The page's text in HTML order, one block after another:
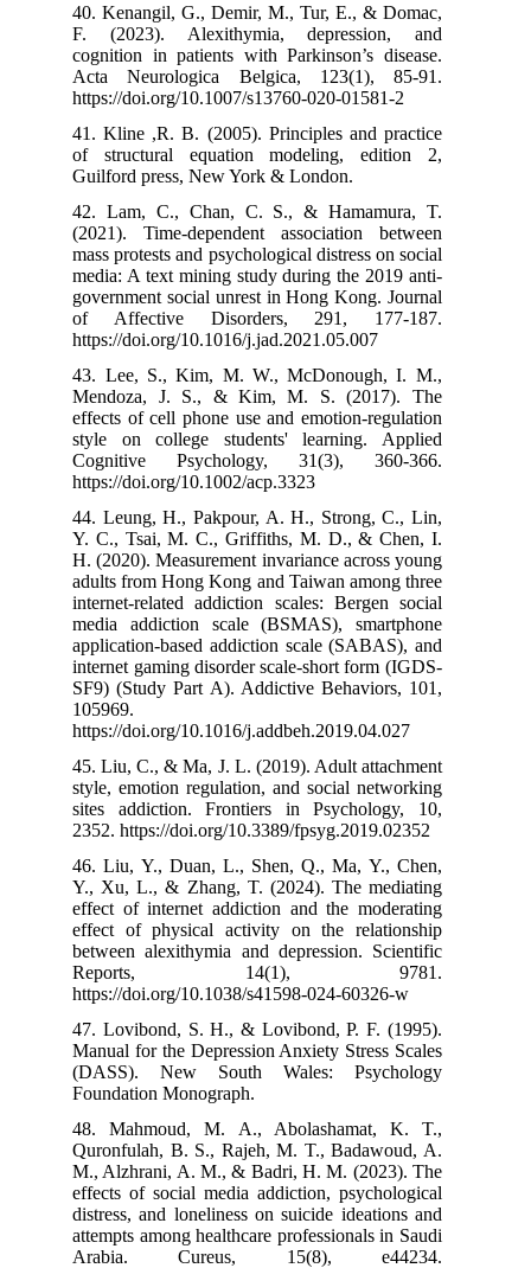
40. Kenangil,
F. (2023).
cognition in
Acta
41. Kline ,R.
of structural
42. Lam, C.,
(2021). Time-
mass protests
media: A text
government
of Affective
43. Lee, S.,
Mendoza, J.
effects of cell
style on
Cognitive
44. Leung,
Y. C., Tsai,
H. (2020).
adults from
internet-
media
application-
internet
SF9) (Study
45. Liu, C., &
style, emotion
sites
2352. https://
46. Liu, Y.,
Y., Xu, L., &
effect of
effect of
between
47. Lovibond,
Manual for the
(DASS).
48.
Quronfulah,
M., Alzhrani,
effects of
distress, and
attempts
Arabia.